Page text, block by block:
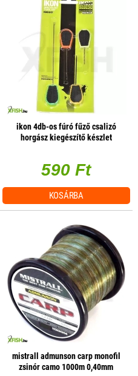
ikon 4db-os fúró fűző csalizó
horgász kiegészítő készlet
590 Ft
KOSÁRBA
mistrall admunson carp monofil
zsinór camo 1000m 0,40mm